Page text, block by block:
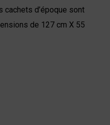
cachets d’époque sont
de 127 cm X 55